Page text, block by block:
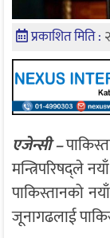
प्रकाशित मिति :
एजेन्सी –
मन्त्रिपरिषद्ले
पाकिस्तानको
जूनागढलाई